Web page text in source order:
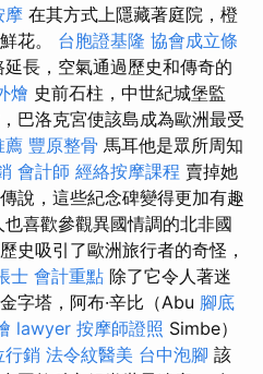
摩 在其方式上隱藏著庭院，橙
花。 台胞證基隆 協會成立條
長，空氣通過歷史和傳奇的
燴 史前石柱，中世紀城堡監
巴洛克宮使該島成為歐洲最受
薦 豐原整骨 馬耳他是眾所周知
會計師 經絡按摩課程 賣掉她
說，這些紀念碑變得更加有趣
喜歡參觀異國情調的北非國
史吸引了歐洲旅行者的奇怪，
士 會計重點 除了它令人著迷
字塔，阿布·辛比（Abu 腳底
lawyer 按摩師證照 Simbe）
行銷 法令紋醫美 台中泡腳 該